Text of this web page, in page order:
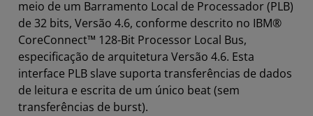
meio de um Barramento Local de Processador (PLB)
de 32 bits, Versão 4.6, conforme descrito no IBM®
CoreConnect™ 128-Bit Processor Local Bus,
especificação de arquitetura Versão 4.6. Esta
interface PLB slave suporta transferências de dados
de leitura e escrita de um único beat (sem
transferências de burst).